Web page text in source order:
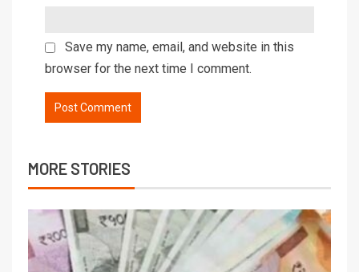
Save my name, email, and website in this
browser for the next time I comment.
MORE STORIES